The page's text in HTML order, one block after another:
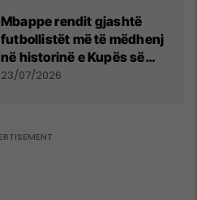
Mbappe rendit gjashtë
futbollistët më të mëdhenj
në historinë e Kupës së
Botës, Messi mbetet i dyti
23/07/2026